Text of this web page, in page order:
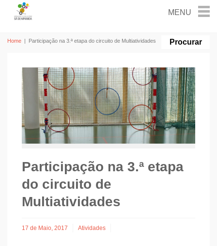
Home | Participação na 3.ª etapa do circuito de Multiatividades
Participação na 3.ª etapa
do circuito de
Multiatividades
17 de Maio, 2017 Atividades